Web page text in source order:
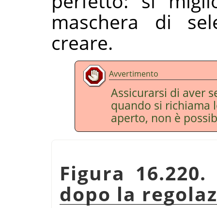
maschera di
creare.
Avvertimento
Assicurarsi di aver
quando si richiama
aperto, non è
Figura
dopo la